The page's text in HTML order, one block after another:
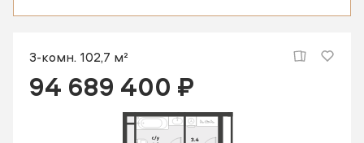
3-комн. 102,7 м²
94 689 400 ₽